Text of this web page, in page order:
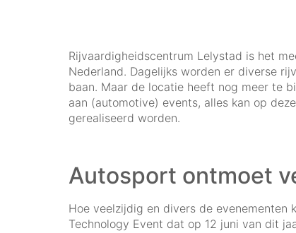
Rijvaardigheidscentrum Lelystad is het
Nederland. Dagelijks worden er diverse
baan. Maar de locatie heeft nog meer te
aan (automotive) events, alles kan op
gerealiseerd worden.
Autosport ontmoet
Hoe veelzijdig en divers de evenementen
Technology Event dat op 12 juni van dit